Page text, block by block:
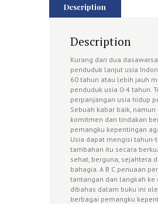
Description
Description
Kurang dari dua
penduduk lanjut usia
60 tahun atau lebih jauh
penduduk usia 0-4 tahun.
perpanjangan usia hidup
Sebuah kabar baik,
komitmen dan tindakan
pemangku kepentingan
Usia dapat mengisi tahun-
tambahan itu secara
sehat, berguna, sejahtera
bahagia. A B C penuaan
tantangan dan langkah ke
dibahas dalam buku ini
berbagai pemangku